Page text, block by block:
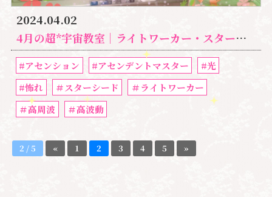
2024.04.02
4月の超*宇宙教室｜ライトワーカー・スターシードの アセンション自己変容のレッスン
#アセンション #アセンデントマスター
#光
#怖れ
＃スターシード
＃ライトワーカー
＃高周波
＃高波動
2 / 5 « 1 2 3 4 5 »